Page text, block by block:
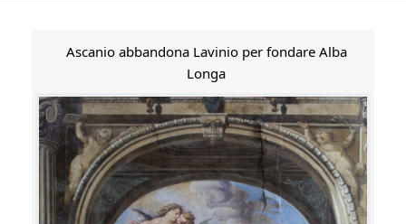
Ascanio abbandona Lavinio per fondare Alba
Longa